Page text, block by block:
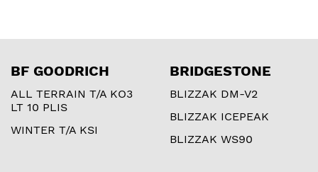
BF GOODRICH
ALL TERRAIN T/A KO3
LT 10 PLIS
WINTER T/A KSI
BRIDGESTONE
BLIZZAK DM-V2
BLIZZAK ICEPEAK
BLIZZAK WS90